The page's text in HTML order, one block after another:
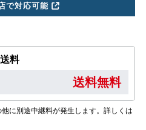
で対応可能
料
送料無料
に別途中継料が発生します。詳しくは